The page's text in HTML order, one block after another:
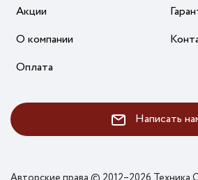
Акции
О компании
Оплата
Написать